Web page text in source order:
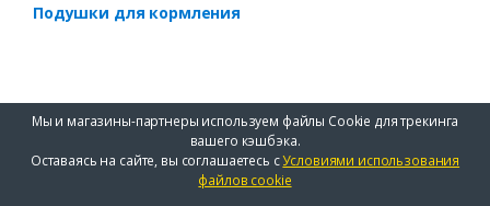
Подушки для кормления
Мы и магазины-партнеры используем файлы Cookie для трекинга
вашего кэшбэка.
Оставаясь на сайте, вы соглашаетесь сУсловиями использования
файлов cookie